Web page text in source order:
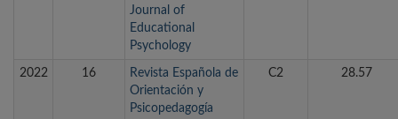
Journal of
Educational
Psychology
2022 16
Revista Española de
Orientación y
Psicopedagogía
C2 28.57